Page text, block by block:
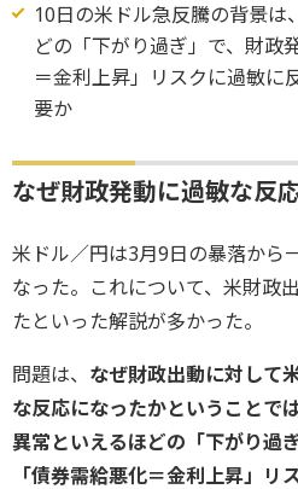
10日の米ドル急反騰の背景は
どの「下がり過ぎ」で、財政
＝金利上昇」リスクに過敏に
要か
なぜ財政発動に過敏な反
米ドル／円は3月9日の暴落から
なった。これについて、米財政
たといった解説が多かった。
問題は、 なぜ財政出動に対して
な反応になったかということで
異常といえるほどの「下がり過
「債券需給悪化＝金利上昇」リ